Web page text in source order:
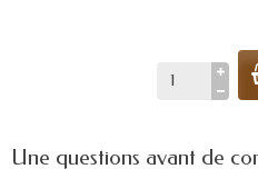
Une questions avant de